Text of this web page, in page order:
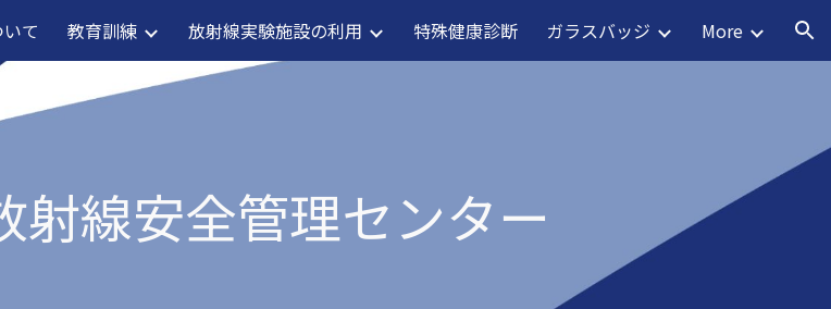
Skip to navigation
て 教育訓練 放射線実験施設の利用 特殊健康診断 ガラスバッジ More
射線安全管理センター